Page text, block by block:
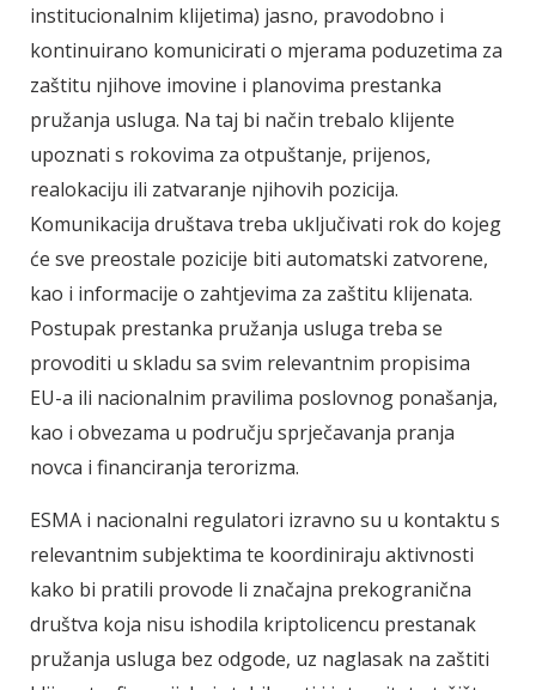
institucionalnim klijetima) jasno, pravodobno i
kontinuirano komunicirati o mjerama poduzetima za
zaštitu njihove imovine i planovima prestanka
pružanja usluga. Na taj bi način trebalo klijente
upoznati s rokovima za otpuštanje, prijenos,
realokaciju ili zatvaranje njihovih pozicija.
Komunikacija društava treba uključivati rok do kojeg
će sve preostale pozicije biti automatski zatvorene,
kao i informacije o zahtjevima za zaštitu klijenata.
Postupak prestanka pružanja usluga treba se
provoditi u skladu sa svim relevantnim propisima
EU-a ili nacionalnim pravilima poslovnog ponašanja,
kao i obvezama u području sprječavanja pranja
novca i financiranja terorizma.
ESMA i nacionalni regulatori izravno su u kontaktu s
relevantnim subjektima te koordiniraju aktivnosti
kako bi pratili provode li značajna prekogranična
društva koja nisu ishodila kriptolicencu prestanak
pružanja usluga bez odgode, uz naglasak na zaštiti